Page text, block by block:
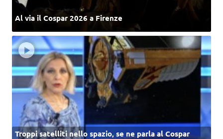
Al via il Cospar 2026 a Firenze
Troppi satelliti nello spazio, se ne parla al Cospar